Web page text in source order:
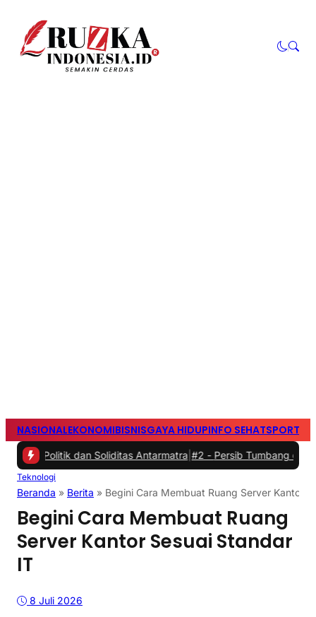
NASIONALEKONOMIBISNISGAYA HIDUPINFO SEHATSPORTS
dan Soliditas Antarmatra|#2 -Persib Tumbang di Adu Penalti,
Teknologi
Beranda » Berita » Begini Cara Membuat Ruang Server Kantor
Begini Cara Membuat Ruang
Server Kantor Sesuai Standar
IT
8 Juli 2026